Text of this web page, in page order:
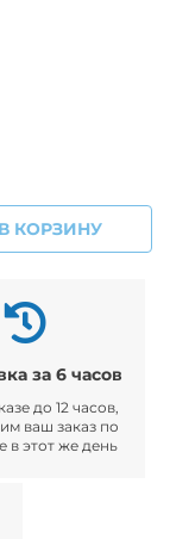
В КОРЗИНУ
за 6 часов
до 12 часов,
ваш заказ по
в этот же день